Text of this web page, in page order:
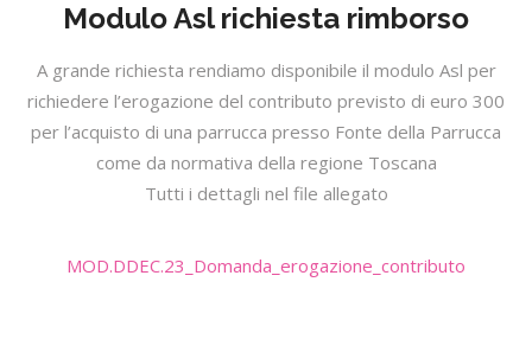
Modulo Asl richiesta rimborso
A grande richiesta rendiamo disponibile il modulo Asl per
richiedere l’erogazione del contributo previsto di euro 300
per l’acquisto di una parrucca presso Fonte della Parrucca
come da normativa della regione Toscana
Tutti i dettagli nel file allegato
MOD.DDEC.23_Domanda_erogazione_contributo